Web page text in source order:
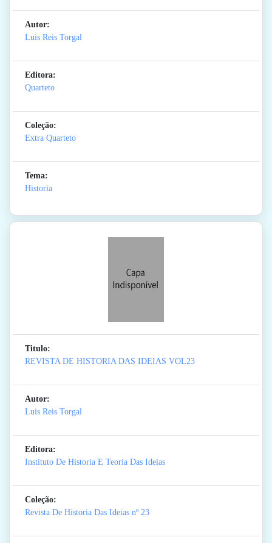
Autor:
Luis Reis Torgal
Editora:
Quarteto
Coleção:
Extra Quarteto
Tema:
Historia
Titulo:
REVISTA DE HISTORIA DAS IDEIAS VOL23
Autor:
Luis Reis Torgal
Editora:
Instituto De Historia E Teoria Das Ideias
Coleção:
Revista De Historia Das Ideias nº 23